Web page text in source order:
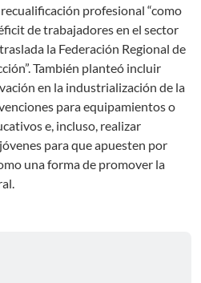
profesional “como
de trabajadores en el sector
la Federación Regional de
También planteó incluir
en la industrialización de la
para equipamientos o
e, incluso, realizar
para que apuesten por
una forma de promover la